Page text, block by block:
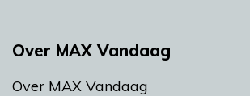
Over MAX Vandaag
Over MAX Vandaag